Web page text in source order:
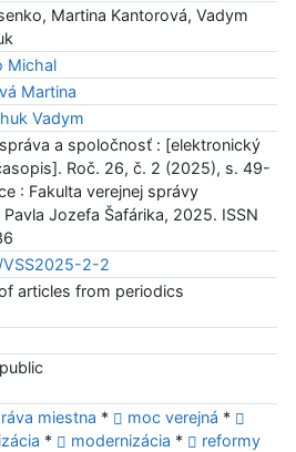
Martina Kantorová, Vadym
Michal
Martina
Vadym
a spoločnosť : [elektronický
Roč. 26, č. 2 (2025), s. 49-
: Fakulta verejnej správy
Jozefa Šafárika, 2025. ISSN
2-2
articles from periodics
miestna * moc verejná *
* modernizácia *
reformy